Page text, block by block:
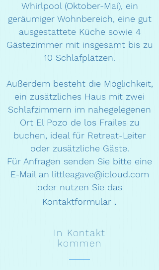
Whirlpool (Oktober-Mai), ein
geräumiger Wohnbereich, eine gut
ausgestattete Küche sowie 4
Gästezimmer mit insgesamt bis zu
10 Schlafplätzen.
Außerdem besteht die Möglichkeit,
ein zusätzliches Haus mit zwei
Schlafzimmern im nahegelegenen
Ort El Pozo de los Frailes zu
buchen, ideal für Retreat-Leiter
oder zusätzliche Gäste.
Für Anfragen senden Sie bitte eine
E-Mail an littleagave@icloud.com
oder nutzen Sie das
Kontaktformular .
In Kontakt
kommen